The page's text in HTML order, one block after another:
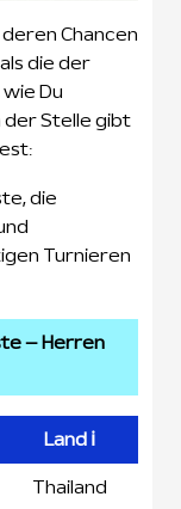
Chancen
die der
Du
der Stelle gibt
die
Turnieren
– Herren
Land ℹ️
Thailand